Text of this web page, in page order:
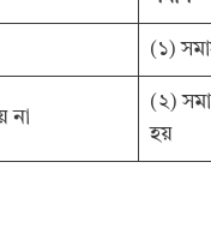
(১)
না
(২)
হয়